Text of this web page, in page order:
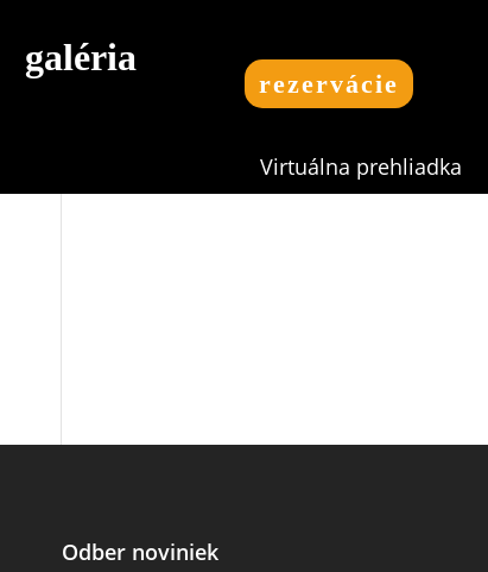
galéria
rezervácie
Virtuálna prehliadka
Odber noviniek